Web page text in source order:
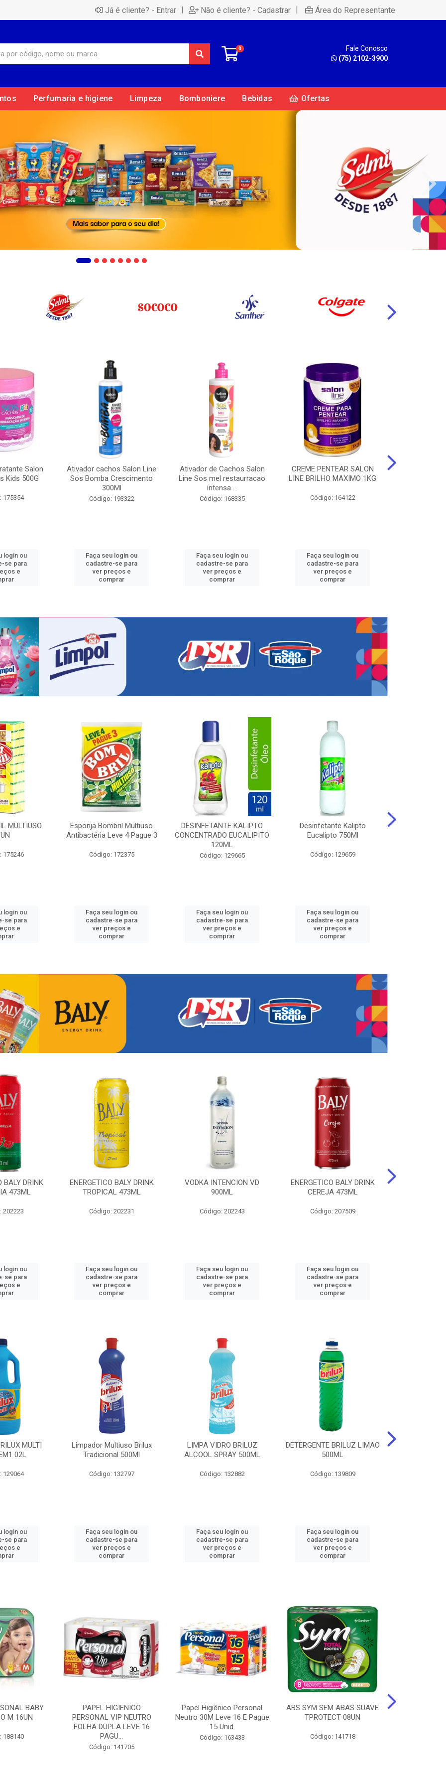
Já é cliente? - Entrar | Não é cliente? - Cadastrar | Área do Representante
0
Fale Conosco
(75) 2102-3900
Perfumaria e higiene Limpeza Bomboniere Bebidas Ofertas
Salon
Kids 500G
175354
login ou
se para
e
Ativador cachos Salon Line
Sos Bomba Crescimento
300Ml
Código: 193322
Faça seu login ou
cadastre-se para
ver preços e
comprar
Ativador de Cachos Salon
Line Sos mel restaurracao
intensa ...
Código: 168335
Faça seu login ou
cadastre-se para
ver preços e
comprar
CREME PENTEAR SALON
LINE BRILHO MAXIMO 1KG
Código: 164122
Faça seu login ou
cadastre-se para
ver preços e
comprar
MULTIUSO
175246
login ou
se para
e
Esponja Bombril Multiuso
Antibactéria Leve 4 Pague 3
Código: 172375
Faça seu login ou
cadastre-se para
ver preços e
comprar
DESINFETANTE KALIPTO
CONCENTRADO EUCALIPITO
120ML
Código: 129665
Faça seu login ou
cadastre-se para
ver preços e
comprar
Desinfetante Kalipto
Eucalipto 750Ml
Código: 129659
Faça seu login ou
cadastre-se para
ver preços e
comprar
BALY DRINK
473ML
202223
login ou
se para
e
ENERGETICO BALY DRINK
TROPICAL 473ML
Código: 202231
Faça seu login ou
cadastre-se para
ver preços e
comprar
VODKA INTENCION VD
900ML
Código: 202243
Faça seu login ou
cadastre-se para
ver preços e
comprar
ENERGETICO BALY DRINK
CEREJA 473ML
Código: 207509
Faça seu login ou
cadastre-se para
ver preços e
comprar
MULTI
02L
129064
login ou
se para
e
Limpador Multiuso Brilux
Tradicional 500Ml
Código: 132797
Faça seu login ou
cadastre-se para
ver preços e
comprar
LIMPA VIDRO BRILUZ
ALCOOL SPRAY 500ML
Código: 132882
Faça seu login ou
cadastre-se para
ver preços e
comprar
DETERGENTE BRILUZ LIMAO
500ML
Código: 139809
Faça seu login ou
cadastre-se para
ver preços e
comprar
BABY
M 16UN
188140
PAPEL HIGIENICO
PERSONAL VIP NEUTRO
FOLHA DUPLA LEVE 16
PAGU...
Código: 141705
Papel Higiênico Personal
Neutro 30M Leve 16 E Pague
15 Unid.
Código: 163433
ABS SYM SEM ABAS SUAVE
TPROTECT 08UN
Código: 141718